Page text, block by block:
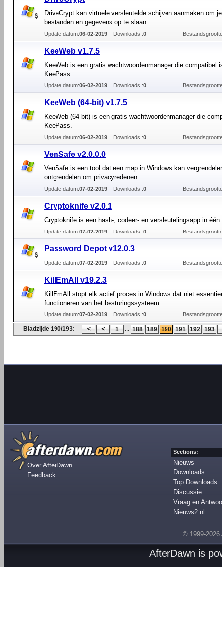
DriveCrypt kan virtuele versleutelde schijven aanmaken om
bestanden en gegevens op te slaan.
Update datum:06-02-2019 Downloads :0
KeeWeb v1.7.5
KeeWeb is een gratis wachtwoordenmanager die compatibel
KeePass.
Update datum:06-02-2019 Downloads :0
KeeWeb (64-bit) v1.7.5
KeeWeb (64-bit) is een gratis wachtwoordenmanager die
KeePass.
Update datum:06-02-2019 Downloads :0
VenSafe v2.0.0.0
VenSafe is een tool dat een map in Windows kan
ontgrendelen om privacyredenen.
Update datum:07-02-2019 Downloads :0
Cryptoknife v2.0.1
Cryptoknife is een hash-, codeer- en versleutelingsapp in één.
Update datum:07-02-2019 Downloads :0
Password Depot v12.0.3
Update datum:07-02-2019 Downloads :0
KillEmAll v19.2.3
KillEmAll stopt elk actief proces in Windows dat niet
functioneren van het besturingssysteem.
Update datum:07-02-2019 Downloads :0
Bladzijde 190/193: 1 ... 188 189 190 191 192 193
Over AfterDawn
Feedback
Sections:
Nieuws
Downloads
Top Downloads
Discussie
Vraag en
Nieuws2.nl
© 1999-2026
AfterDawn is